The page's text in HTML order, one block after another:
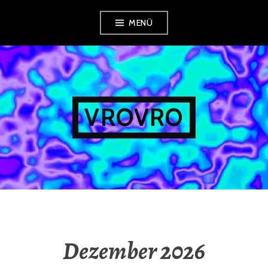
springen
MENÜ
VROVRO
Dezember 2026